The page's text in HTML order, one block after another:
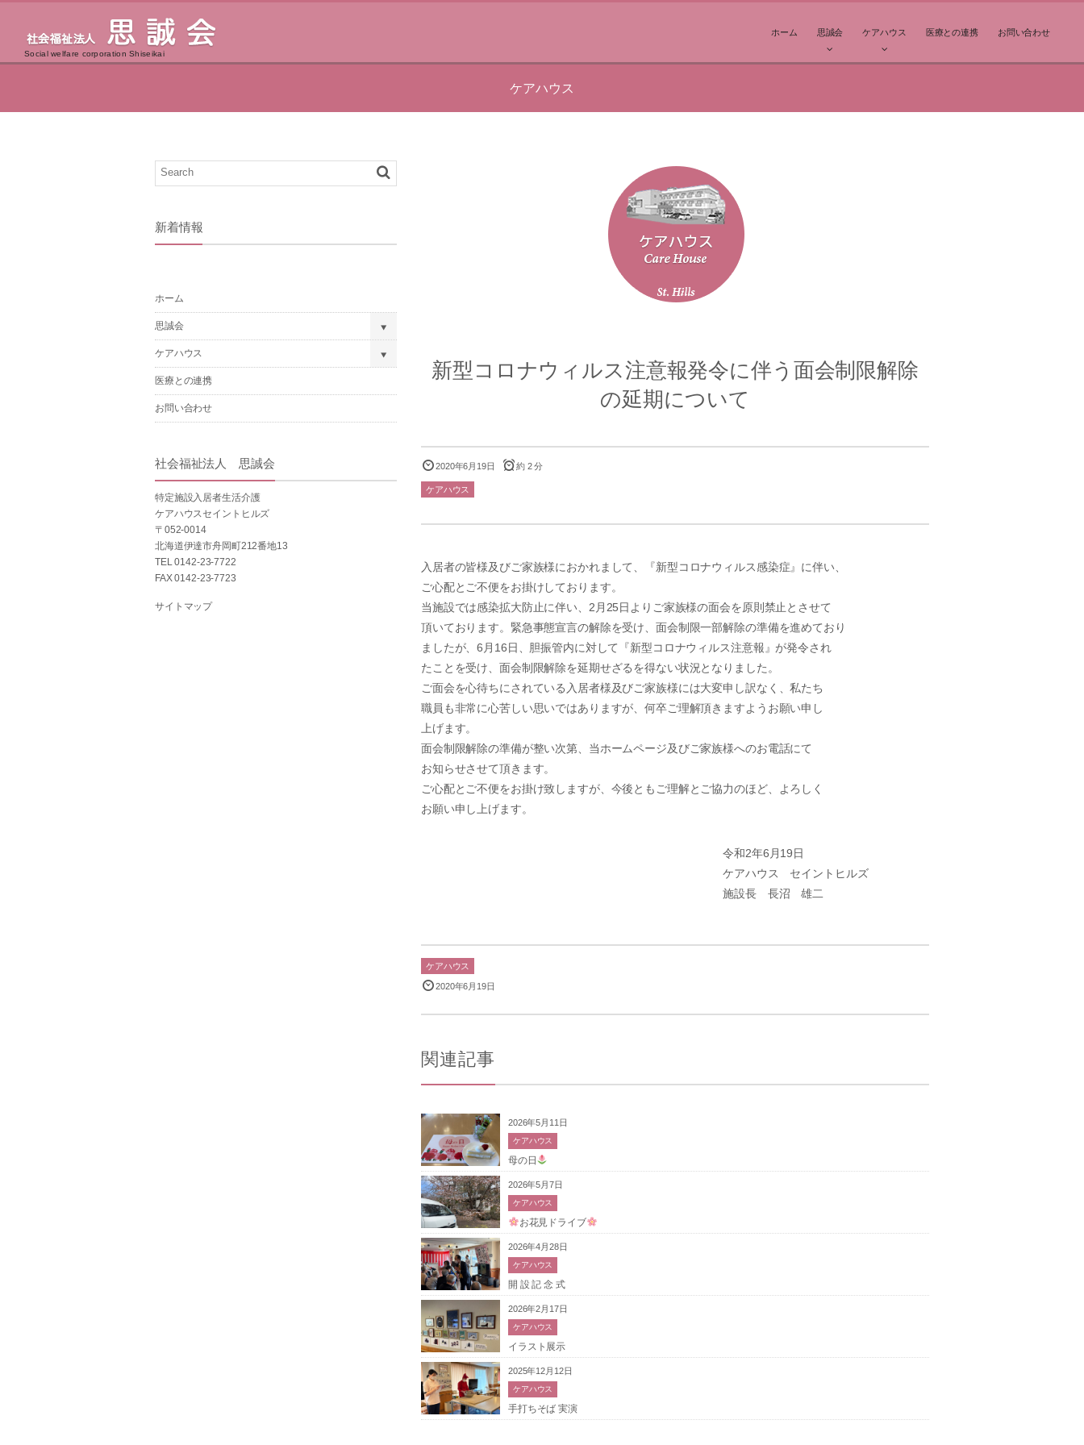
Social welfare corporation Shiseikai
ホーム 思誠会 ケアハウス 医療との連携 お問い合わせ
ケアハウス
新型コロナウィルス注意報発令に伴う面会制限解除
の延期について
2020年6月19日 約 2 分
ケアハウス
入居者の皆様及びご家族様におかれまして、『新型コロナウィルス感染症』に伴い、
ご心配とご不便をお掛けしております。
当施設では感染拡大防止に伴い、2月25日よりご家族様の面会を原則禁止とさせて
頂いております。緊急事態宣言の解除を受け、面会制限一部解除の準備を進めており
ましたが、6月16日、胆振管内に対して『新型コロナウィルス注意報』が発令され
たことを受け、面会制限解除を延期せざるを得ない状況となりました。
ご面会を心待ちにされている入居者様及びご家族様には大変申し訳なく、私たち
職員も非常に心苦しい思いではありますが、何卒ご理解頂きますようお願い申し
上げます。
面会制限解除の準備が整い次第、当ホームページ及びご家族様へのお電話にて
お知らせさせて頂きます。
ご心配とご不便をお掛け致しますが、今後ともご理解とご協力のほど、よろしく
お願い申し上げます。
令和2年6月19日
ケアハウス セイントヒルズ
施設長 長沼 雄二
ケアハウス
2020年6月19日
関連記事
2026年5月11日
ケアハウス
母の日
2026年5月7日
ケアハウス
お花見ドライブ
2026年4月28日
ケアハウス
開 設 記 念 式
2026年2月17日
ケアハウス
イラスト展示
2025年12月12日
ケアハウス
手打ちそば 実演
新着情報
ホーム
思誠会
ケアハウス
医療との連携
お問い合わせ
社会福祉法人 思誠会
特定施設入居者生活介護
ケアハウスセイントヒルズ
〒052-0014
北海道伊達市舟岡町212番地13
TEL 0142-23-7722
FAX 0142-23-7723
サイトマップ